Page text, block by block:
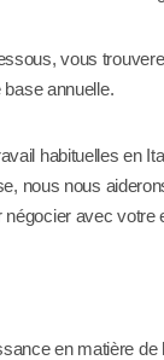
vous
annuelle.
habituelles en
nous nous
avec votre
en matière de